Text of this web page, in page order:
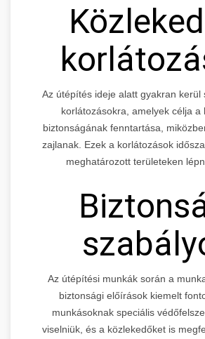
Az útépítés ideje alatt gyakran kerül
korlátozásokra, amelyek célja a
biztonságának fenntartása,
zajlanak. Ezek a korlátozások
meghatározott területeken
Az útépítési munkák során a
biztonsági előírások kiemelt
munkásoknak speciális
viselniük, és a közlekedőket is